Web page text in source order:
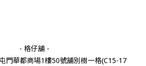
- 格仔舖 -
門華都商場1樓50號舖別樹一格(C15-17